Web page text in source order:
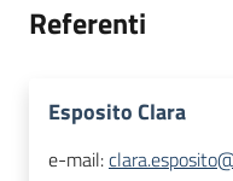
Referenti
Esposito Clara
e-mail: